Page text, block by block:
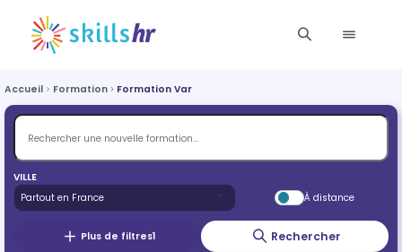
Accueil Formation Formation Var
VILLE
À distance
Plus de filtres1 Rechercher